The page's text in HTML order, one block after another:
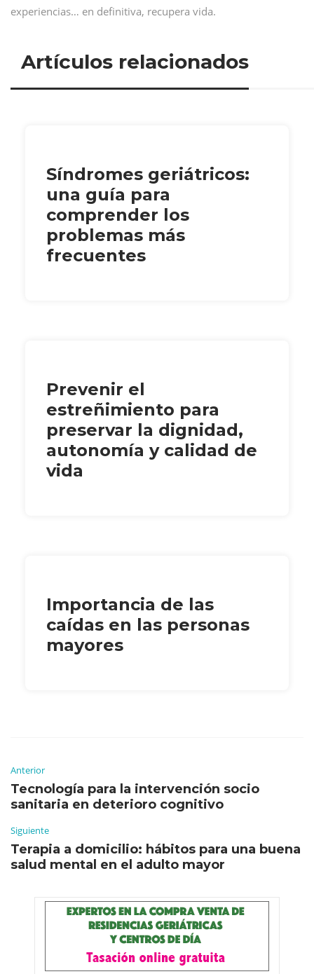
experiencias… en definitiva, recupera vida.
Artículos relacionados
Síndromes geriátricos:
una guía para
comprender los
problemas más
frecuentes
Prevenir el
estreñimiento para
preservar la dignidad,
autonomía y calidad de
vida
Importancia de las
caídas en las personas
mayores
Anterior
Tecnología para la intervención socio
sanitaria en deterioro cognitivo
Siguiente
Terapia a domicilio: hábitos para una buena
salud mental en el adulto mayor